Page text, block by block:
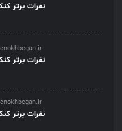
نفرات برتر
نفرات برتر
نفرات برتر